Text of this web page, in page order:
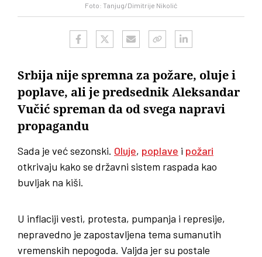
Foto: Tanjug/Dimitrije Nikolić
Srbija nije spremna za požare, oluje i
poplave, ali je predsednik Aleksandar
Vučić spreman da od svega napravi
propagandu
Sada je već sezonski. Oluje, poplave i požari
otkrivaju kako se državni sistem raspada kao
buvljak na kiši.
U inflaciji vesti, protesta, pumpanja i represije,
nepravedno je zapostavljena tema sumanutih
vremenskih nepogoda. Valjda jer su postale